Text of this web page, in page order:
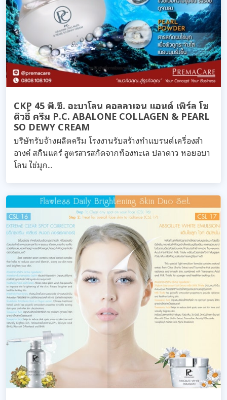
CKP 45 พี.ซี. อะบาโลน คอลลาเจน แอนด์ เพิร์ล โซ
ดิวอี้ ครีม P.C. ABALONE COLLAGEN & PEARL
SO DEWY CREAM
บริษัทรับจ้างผลิตครีม โรงงานรับสร้างทำแบรนด์เครื่องสำ
อางค์ สกินแคร์ สูตรสารสกัดจากท้องทะเล ปลาดาว หอยอบา
โลน ไข่มุก...